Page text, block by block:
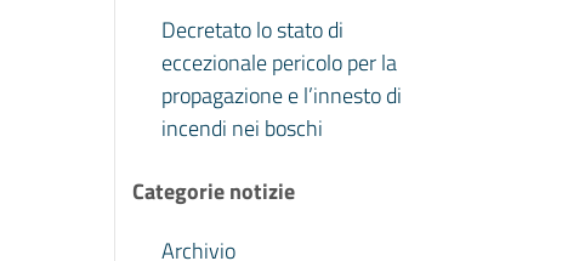
Decretato lo stato di
eccezionale pericolo per la
propagazione e l’innesto di
incendi nei boschi
Categorie notizie
Archivio